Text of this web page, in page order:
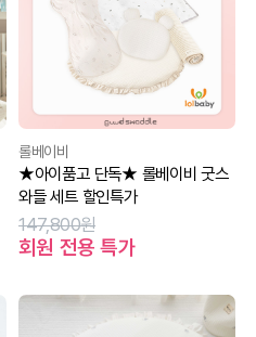
롤베이비
★아이품고 단독★ 롤베이비 굿스
와들 세트 할인특가
147,800원
회원 전용 특가